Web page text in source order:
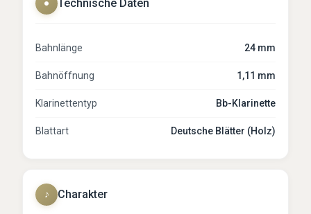
● Technische Daten
Bahnlänge 24 mm
Bahnöffnung 1,11 mm
Klarinettentyp Bb-Klarinette
Blattart Deutsche Blätter (Holz)
♪ Charakter